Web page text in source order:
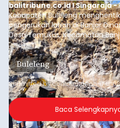
balitribune.co.id I Singaraja -
Kabupaten Buleleng
pengerukan lahan di Banjar
Desa Temukus, Kecamatan
ditemukan indikasi kegiatan
material yang tidak sesuai
kawasan.
Buleleng
Submitted bycontributoronThu,
Baca